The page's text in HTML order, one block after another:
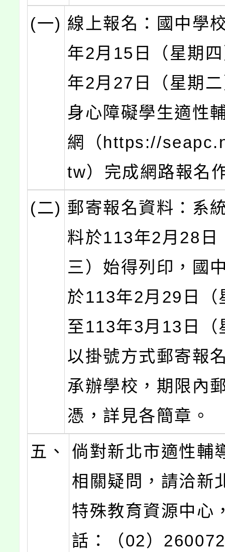
(一) 線上報名：國中學
年2月15日（星期
年2月27日（星期
身心障礙學生適性
網（https://
tw）完成網路報名
(二) 郵寄報名資料：系
料於113年2月28日
三）始得列印，國
於113年2月29日（
至113年3月13日（
以掛號方式郵寄報
承辦學校，期限內
憑，詳見各簡章。
五、
倘對新北市適性輔
相關疑問，請洽新
特殊教育資源中心
話：（02）